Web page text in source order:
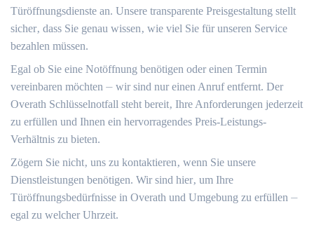
Türöffnungsdienste an.​ Unsere transparente Preisgestaltung stellt
sicher‚ dass Sie genau wissen‚ wie viel Sie für unseren Service
bezahlen müssen.​
Egal ob Sie eine Notöffnung benötigen oder einen Termin
vereinbaren möchten ⏤ wir sind nur einen Anruf entfernt.​ Der
Overath Schlüsselnotfall steht bereit‚ Ihre Anforderungen jederzeit
zu erfüllen und Ihnen ein hervorragendes Preis-Leistungs-
Verhältnis zu bieten.​
Zögern Sie nicht‚ uns zu kontaktieren‚ wenn Sie unsere
Dienstleistungen benötigen.​ Wir sind hier‚ um Ihre
Türöffnungsbedürfnisse in Overath und Umgebung zu erfüllen ⏤
egal zu welcher Uhrzeit.​